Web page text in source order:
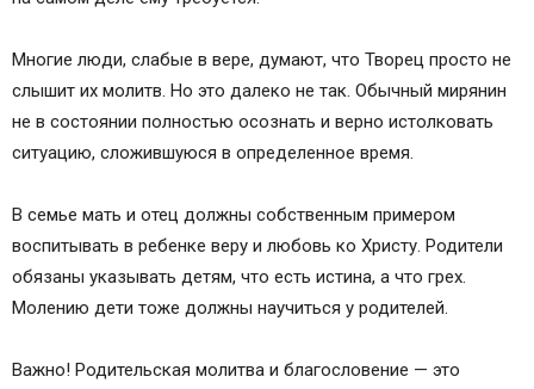
Многие люди, слабые в вере, думают, что Творец просто не
слышит их молитв. Но это далеко не так. Обычный мирянин
не в состоянии полностью осознать и верно истолковать
ситуацию, сложившуюся в определенное время.
В семье мать и отец должны собственным примером
воспитывать в ребенке веру и любовь ко Христу. Родители
обязаны указывать детям, что есть истина, а что грех.
Молению дети тоже должны научиться у родителей.
Важно! Родительская молитва и благословение — это